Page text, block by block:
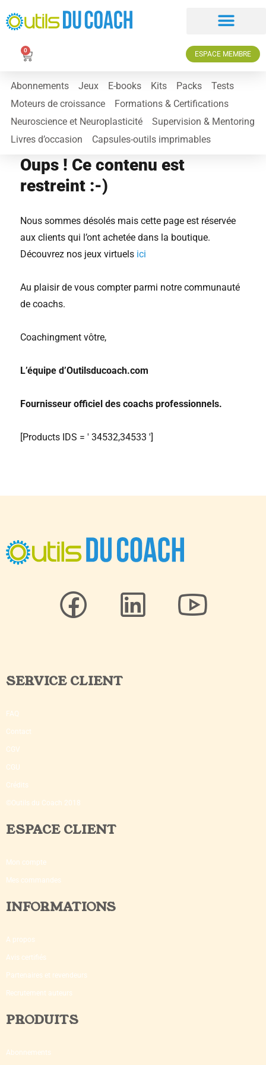
0 ESPACE MEMBRE
Abonnements Jeux E-books Kits Packs
Tests
Moteurs de croissance
Formations & Certifications
Neuroscience et Neuroplasticité
Supervision & Mentoring
Livres d’occasion
Capsules-outils imprimables
Oups ! Ce contenu est
restreint :-)
Nous sommes désolés mais cette page est réservée
aux clients qui l’ont achetée dans la boutique.
Découvrez nos jeux virtuels ici
Au plaisir de vous compter parmi notre communauté
de coachs.
Coachingment vôtre,
L’équipe d’Outilsducoach.com
Fournisseur officiel des coachs professionnels.
[Products IDS = ' 34532,34533 ']
SERVICE CLIENT
FAQ
Contact
CGV
CGU
Crédits
©Outils du Coach 2018
ESPACE CLIENT
Mon compte
Mes commandes
INFORMATIONS
A propos
Avis certifiés
Partenaires et revendeurs
Recrutement auteurs
PRODUITS
Abonnements